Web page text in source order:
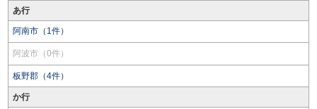
あ行
阿南市（1件）
阿波市（0件）
板野郡（4件）
か行